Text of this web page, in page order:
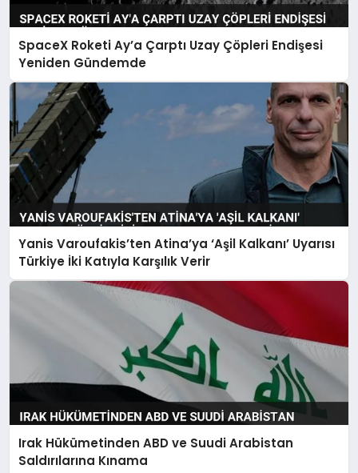
SpaceX Roketi Ay’a Çarptı Uzay Çöpleri Endişesi
Yeniden Gündemde
Yanis Varoufakis’ten Atina’ya ‘Aşil Kalkanı’ Uyarısı
Türkiye İki Katıyla Karşılık Verir
Irak Hükümetinden ABD ve Suudi Arabistan
Saldırılarına Kınama